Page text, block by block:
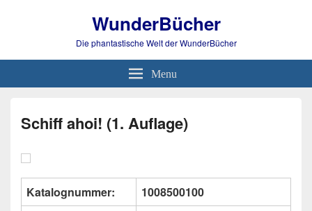
WunderBücher
Die phantastische Welt der WunderBücher
Menu
Schiff ahoi! (1. Auflage)
Katalognummer:
1008500100